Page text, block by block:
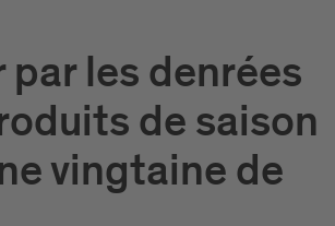
les denrées
de saison
vingtaine de